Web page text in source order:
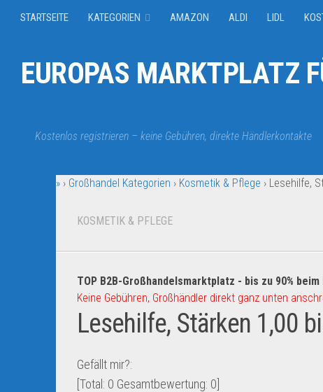
STARTSEITE KATEGORIEN AMAZON ALDI LIDL
EUROPAS MARKTPLATZ
Kostenlos registrieren – keine Gebühren, direkte Händlerkontakte
» › Großhandel Kategorien › Kosmetik & Pflege › Lesehilfe,
KOSMETIK & PFLEGE
TOP B2B-Großhandelsmarktplatz - bis zu 90%
Keine Gebühren, Großhändler direkt ganz unten
Lesehilfe, Stärken 1,00
Gefällt mir?:
[Total: 0 Gesamtbewertung: 0